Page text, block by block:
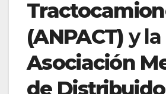
(ANPACT) y la
Asociación
de